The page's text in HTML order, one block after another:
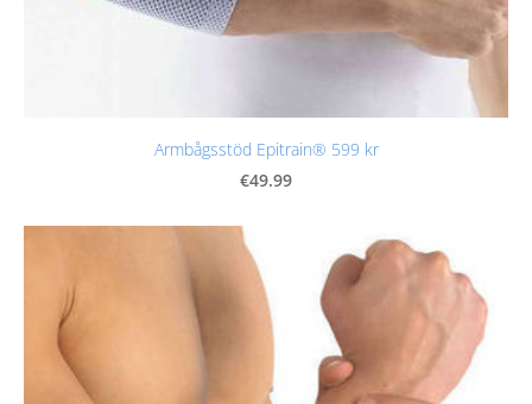
Armbågsstöd Epitrain® 599 kr
€49.99